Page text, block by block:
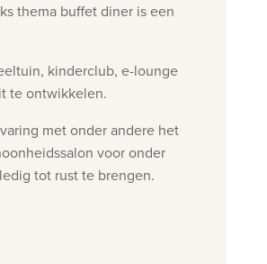
thema buffet diner is een
kinderclub, e-lounge
te ontwikkelen.
met onder andere het
voor onder
tot rust te brengen.